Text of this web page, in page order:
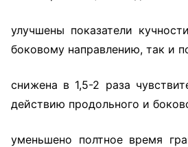
улучшены показатели
боковому направлению, так и
снижена в 1,5-2 раза
действию продольного и
уменьшено полтное время